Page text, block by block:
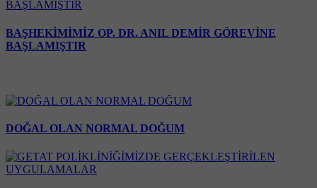
BAŞHEKİMİMİZ OP. DR. ANIL DEMİR GÖREVİNE
BAŞLAMIŞTIR
DOĞAL OLAN NORMAL DOĞUM